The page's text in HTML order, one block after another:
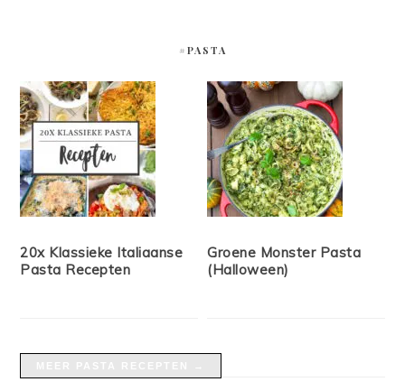
#PASTA
20x Klassieke Italiaanse
Pasta Recepten
Groene Monster Pasta
(Halloween)